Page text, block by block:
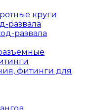
круги
развала
развала
фитинги для